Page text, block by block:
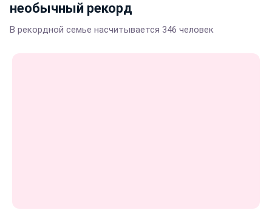
необычный рекорд
В рекордной семье насчитывается 346 человек